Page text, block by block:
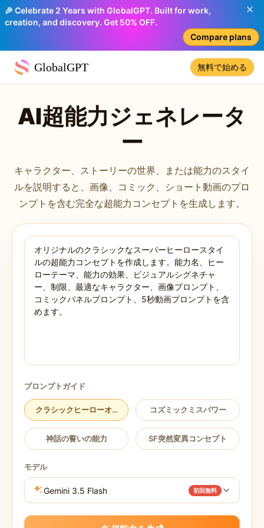
🎉 Celebrate 2 Years with GlobalGPT. Built for work,
creation, and discovery. Get 50% OFF.
Compare plans
GlobalGPT 無料で始める
AI超能力ジェネレータ
ー
キャラクター、ストーリーの世界、または能力のスタイ
ルを説明すると、画像、コミック、ショート動画のプロ
ンプトを含む完全な超能力コンセプトを生成します。
プロンプトガイド
クラシックヒーローオリジン コズミックミスパワー
神話の誓いの能力 SF突然変異コンセプト
モデル
Gemini 3.5 Flash 初回無料